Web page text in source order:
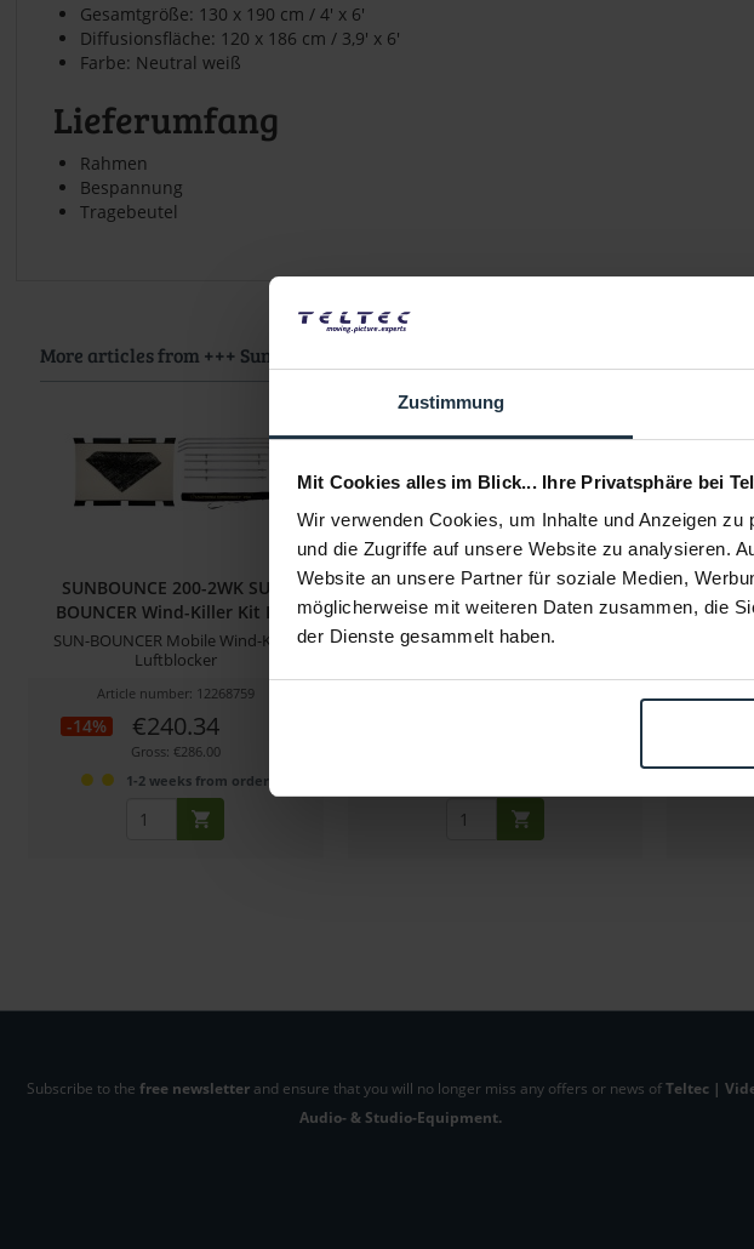
Zustimmung
Mit Cookies alles im Blick... Ihre Privatsphäre bei
Wir verwenden Cookies, um Inhalte und Anzeigen
und die Zugriffe auf unsere Website zu analysieren.
Website an unsere Partner für soziale Medien,
möglicherweise mit weiteren Daten zusammen, die
der Dienste gesammelt haben.
Gesamtgröße: 130 x 190 cm / 4' x 6'
Diffusionsfläche: 120 x 186 cm / 3,9' x 6'
Farbe: Neutral weiß
Lieferumfang
Rahmen
Bespannung
Tragebeutel
More articles from +++ Sunbounce +++ look at
SUNBOUNCE 200-2WK SUN-
BOUNCER Wind-Killer Kit Pro
SUN-BOUNCER Mobile Wind-Killer
Luftblocker
Article number: 12268759
-14% €240.34
Gross: €286.00
1-2 weeks from order
SUNBOUNCE 100-1WK SUN-
BOUNCER Wind-Killer Kit Mini
SUN-BOUNCER Wind-Killer Luftblocker
Subscribe to the free newsletterand ensure that you will no longer miss any offers or news ofTeltec |
Audio- & Studio-Equipment.